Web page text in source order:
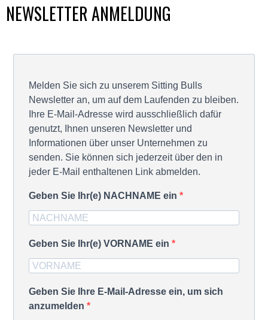
NEWSLETTER ANMELDUNG
Melden Sie sich zu unserem Sitting Bulls
Newsletter an, um auf dem Laufenden zu bleiben.
Ihre E-Mail-Adresse wird ausschließlich dafür
genutzt, Ihnen unseren Newsletter und
Informationen über unser Unternehmen zu
senden. Sie können sich jederzeit über den in
jeder E-Mail enthaltenen Link abmelden.
Geben Sie Ihr(e) NACHNAME ein
Geben Sie Ihr(e) VORNAME ein
Geben Sie Ihre E-Mail-Adresse ein, um sich
anzumelden